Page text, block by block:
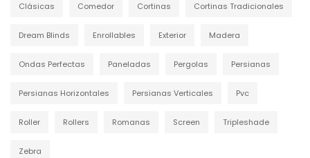
Clásicas Comedor Cortinas Cortinas Tradicionales
Dream Blinds Enrollables Exterior Madera
Ondas Perfectas Paneladas Pergolas Persianas
Persianas Horizontales Persianas Verticales Pvc
Roller Rollers Romanas Screen Tripleshade
Zebra